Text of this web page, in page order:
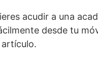
acudir a una
desde tu